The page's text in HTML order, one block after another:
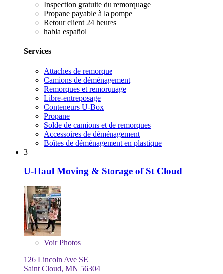
Inspection gratuite du remorquage
Propane payable à la pompe
Retour client 24 heures
habla español
Services
Attaches de remorque
Camions de déménagement
Remorques et remorquage
Libre-entreposage
Conteneurs U-Box
Propane
Solde de camions et de remorques
Accessoires de déménagement
Boîtes de déménagement en plastique
3
U-Haul Moving & Storage of St Cloud
VoirPhotos
126 Lincoln Ave SE
Saint Cloud, MN 56304